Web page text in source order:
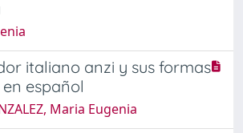
italiano anzi y sus formas
español
Maria Eugenia